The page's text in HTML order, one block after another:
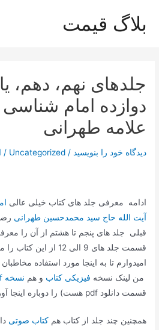
محتوا
بلاگ قیمت
جلدهای نهم، دهم،
دوازده امام
علامه طهرانی
دیدگاه‌ خود را بنویسید /
Uncategorized
/
ادامه معرفی جلد های کتاب خیلی عالی
آیت الله حاج سید محمدحسین طهرانی
قبلی جلد های پنجم تا هشتم از آن را
قسمت جلد های 9 الی 12
امیدوارم تا به اینجا مورد استفاده
من لینک نسخه فیزیکی کتاب و هم نسخه pdf رایگان
قسمت دانلود pdf هست) را دوباره اینجا آوردم که به راحتی تهیه کنید.
همچنین چند جلد از کتاب همکتاب صوتی